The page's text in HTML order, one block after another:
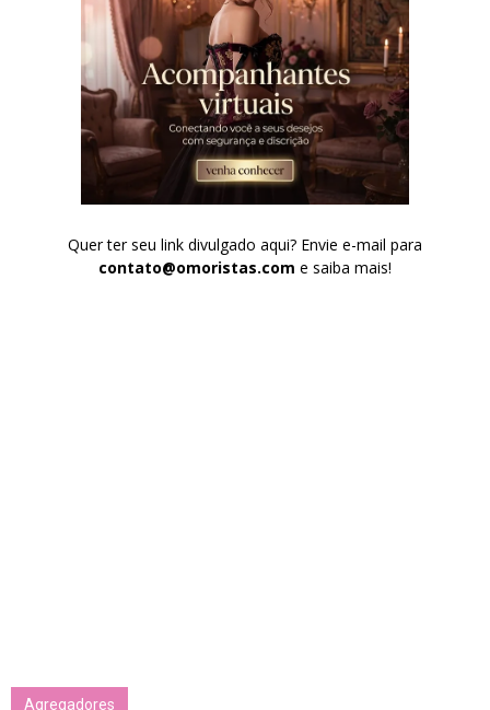
Quer ter seu link divulgado aqui? Envie e-mail para
contato@omoristas.com e saiba mais!
Agregadores